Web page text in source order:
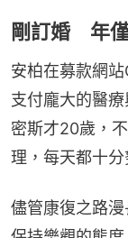
剛訂婚 年
安柏在募款網
支付龐大的醫
密斯才20歲，
理，每天都十分
儘管康復之路